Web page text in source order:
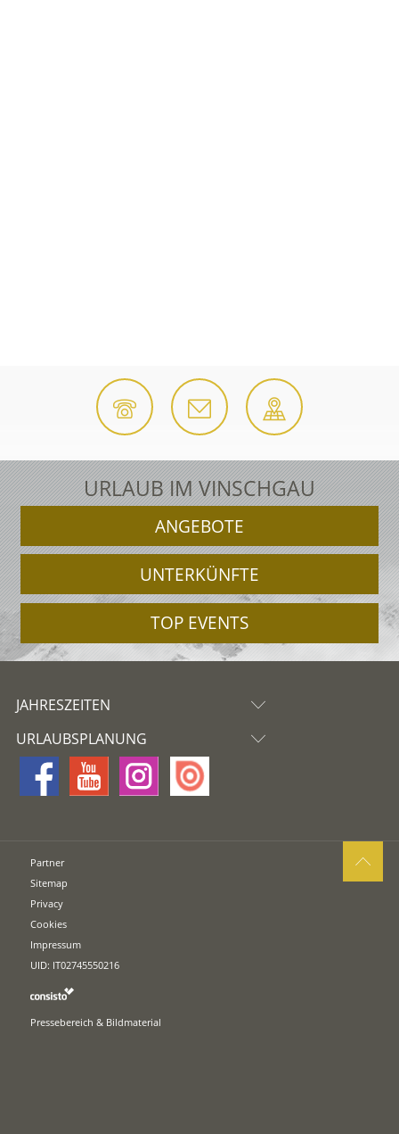
URLAUB IM VINSCHGAU
ANGEBOTE
UNTERKÜNFTE
TOP EVENTS
JAHRESZEITEN
URLAUBSPLANUNG
Partner
Sitemap
Privacy
Cookies
Impressum
UID: IT02745550216
Pressebereich & Bildmaterial